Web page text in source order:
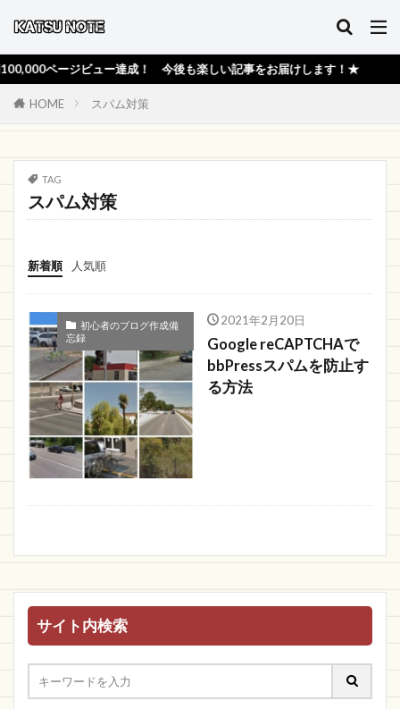
ページビュー達成！ 今後も楽しい記事をお届けします！★
HOME スパム対策
TAG
スパム対策
新着順 人気順
初心者のブログ作成備
忘録
2021年2月20日
Google reCAPTCHAで
bbPressスパムを防止す
る方法
サイト内検索